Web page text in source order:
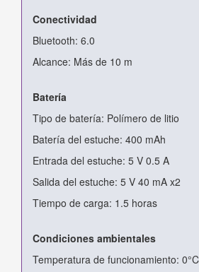
Conectividad
Bluetooth: 6.0
Alcance: Más de 10 m
Batería
Tipo de batería: Polímero de litio
Batería del estuche: 400 mAh
Entrada del estuche: 5 V 0.5 A
Salida del estuche: 5 V 40 mA x2
Tiempo de carga: 1.5 horas
Condiciones ambientales
Temperatura de funcionamiento: